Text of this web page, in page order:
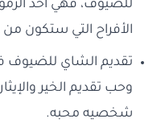
للضيوف، فهي أحد
الأفراح التي ستكون من
تقديم الشاي للضيوف
وحب تقديم الخير
شخصيه محبه.